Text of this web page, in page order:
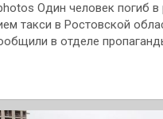
Один человек погиб в
такси в Ростовской
в отделе